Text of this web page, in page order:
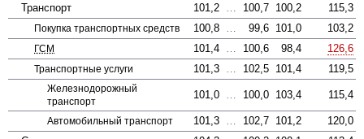
Транспорт
101,2 100,7 100,2 115,3
Покупка транспортных средств 100,8 99,6 101,0 103,2
ГСМ 101,4 100,6 98,4 126,6
Транспортные услуги 101,3 102,5 101,4 119,5
Железно­дорожный
транспорт
101,0 100,0 103,4 115,4
Авто­мобильный транспорт 101,3 102,7 101,2
120,0